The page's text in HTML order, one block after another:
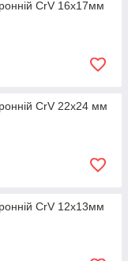
CrV 16x17мм
CrV 22x24 мм
CrV 12x13мм